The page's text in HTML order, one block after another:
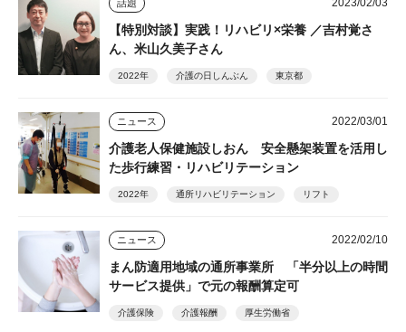
話題
【特別対談】実践！リハビリ×栄養 ／吉村覚さ
ん、米山久美子さん
2022年 介護の日しんぶん 東京都
ニュース 2022/03/01
介護老人保健施設しおん 安全懸架装置を活用し
た歩行練習・リハビリテーション
2022年 通所リハビリテーション リフト
ニュース 2022/02/10
まん防適用地域の通所事業所 「半分以上の時間
サービス提供」で元の報酬算定可
介護保険 介護報酬 厚生労働省